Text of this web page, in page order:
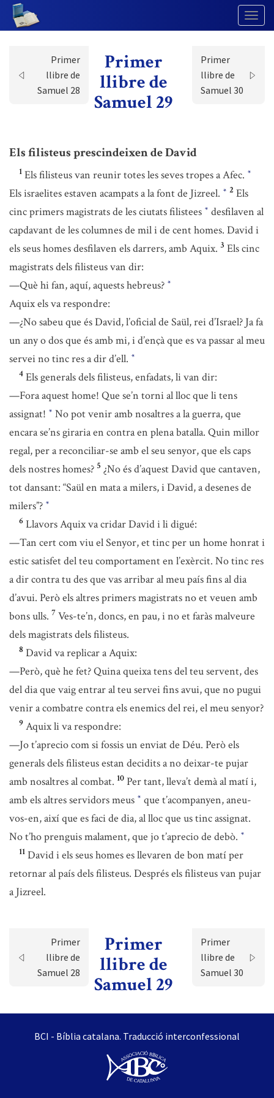
Primer
llibre de
Samuel 28
Primer
llibre de
Samuel 29
Primer
llibre de
Samuel 30
Els filisteus prescindeixen de David
1 Els filisteus van reunir totes les seves tropes a Afec. *
Els israelites estaven acampats a la font de Jizreel. * 2 Els
cinc primers magistrats de les ciutats filistees * desfilaven al
capdavant de les columnes de mil i de cent homes. David i
els seus homes desfilaven els darrers, amb Aquix. 3 Els cinc
magistrats dels filisteus van dir:
—Què hi fan, aquí, aquests hebreus? *
Aquix els va respondre:
—¿No sabeu que és David, l’oficial de Saül, rei d’Israel? Ja fa
un any o dos que és amb mi, i d’ençà que es va passar al meu
servei no tinc res a dir d’ell. *
4 Els generals dels filisteus, enfadats, li van dir:
—Fora aquest home! Que se’n torni al lloc que li tens
assignat! * No pot venir amb nosaltres a la guerra, que
encara se’ns giraria en contra en plena batalla. Quin millor
regal, per a reconciliar-se amb el seu senyor, que els caps
dels nostres homes? 5 ¿No és d’aquest David que cantaven,
tot dansant: “Saül en mata a milers, i David, a desenes de
milers”? *
6 Llavors Aquix va cridar David i li digué:
—Tan cert com viu el Senyor, et tinc per un home honrat i
estic satisfet del teu comportament en l’exèrcit. No tinc res
a dir contra tu des que vas arribar al meu país fins al dia
d’avui. Però els altres primers magistrats no et veuen amb
bons ulls. 7 Ves-te’n, doncs, en pau, i no et faràs malveure
dels magistrats dels filisteus.
8 David va replicar a Aquix:
—Però, què he fet? Quina queixa tens del teu servent, des
del dia que vaig entrar al teu servei fins avui, que no pugui
venir a combatre contra els enemics del rei, el meu senyor?
9 Aquix li va respondre:
—Jo t’aprecio com si fossis un enviat de Déu. Però els
generals dels filisteus estan decidits a no deixar-te pujar
amb nosaltres al combat. 10 Per tant, lleva’t demà al matí i,
amb els altres servidors meus * que t’acompanyen, aneu-
vos-en, així que es faci de dia, al lloc que us tinc assignat.
No t’ho prenguis malament, que jo t’aprecio de debò. *
11 David i els seus homes es llevaren de bon matí per
retornar al país dels filisteus. Després els filisteus van pujar
a Jizreel.
Primer
llibre de
Samuel 28
Primer
llibre de
Samuel 29
Primer
llibre de
Samuel 30
BCI - Bíblia catalana. Traducció interconfessional